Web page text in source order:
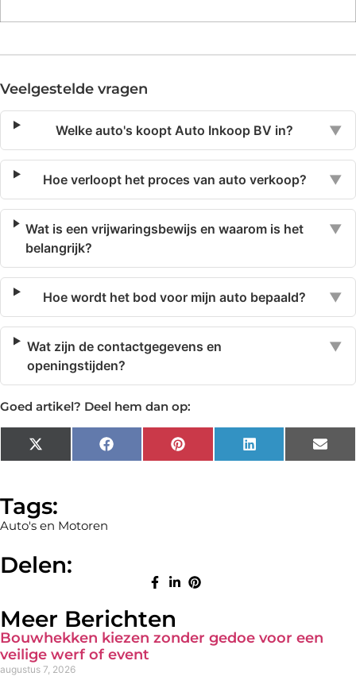
Veelgestelde vragen
Welke auto's koopt Auto Inkoop BV in? ▼
Hoe verloopt het proces van auto verkoop? ▼
Wat is een vrijwaringsbewijs en waarom is het
belangrijk?
▼
Hoe wordt het bod voor mijn auto bepaald? ▼
Wat zijn de contactgegevens en
openingstijden?
▼
Goed artikel? Deel hem dan op:
X
(Twitter)
Facebook Pinterest LinkedIn
Tags:
Auto's en Motoren
Delen:
Meer Berichten
Bouwhekken kiezen zonder gedoe voor een
veilige werf of event
augustus 7, 2026